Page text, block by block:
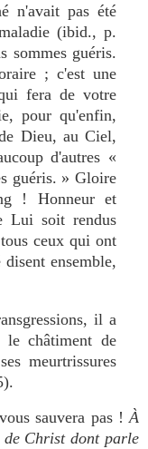
n'avait pas été
(ibid., p.
sommes guéris.
; c'est une
fera de votre
pour qu'enfin,
Dieu, au Ciel,
d'autres «
guéris. » Gloire
! Honneur et
Lui soit rendus
ceux qui ont
ensemble,
il a
châtiment de
meurtrissures
sauvera pas !À
de Christ dont parle